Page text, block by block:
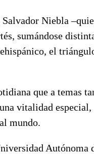
Niebla
sumándose
el
que a temas
vitalidad especial,
mundo.
Autónoma